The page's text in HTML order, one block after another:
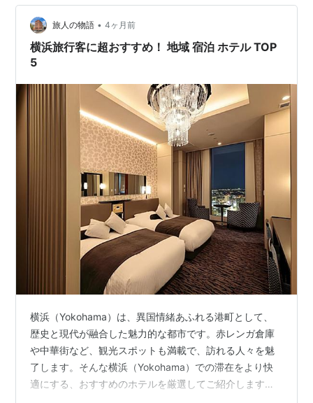
こちらでまとめています。 ayayacha.hatenablog.com
外観｜みな…
旅人の物語 • 4ヶ月前
横浜旅行客に超おすすめ！ 地域 宿泊 ホテル TOP
5
横浜（Yokohama）は、異国情緒あふれる港町として、
歴史と現代が融合した魅力的な都市です。赤レンガ倉庫
や中華街など、観光スポットも満載で、訪れる人々を魅
了します。そんな横浜（Yokohama）での滞在をより快
適にする、おすすめのホテルを厳選してご紹介します。